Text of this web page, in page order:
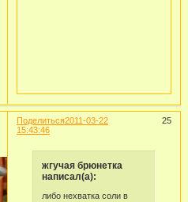
Поделиться 25
2011-03-22
15:43:46
жгучая брюнетка
написал(а):
либо нехватка соли в